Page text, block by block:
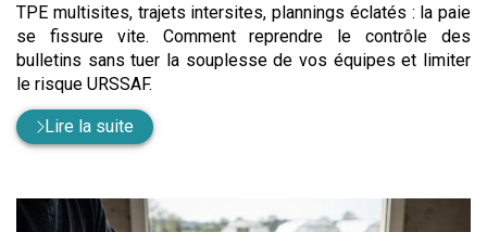
TPE multisites, trajets intersites, plannings éclatés : la paie
se fissure vite. Comment reprendre le contrôle des
bulletins sans tuer la souplesse de vos équipes et limiter
le risque URSSAF.
Lire la suite